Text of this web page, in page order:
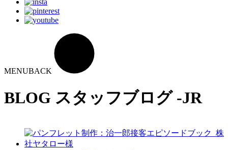
MENUBACK
BLOG スタッフブログ -JR